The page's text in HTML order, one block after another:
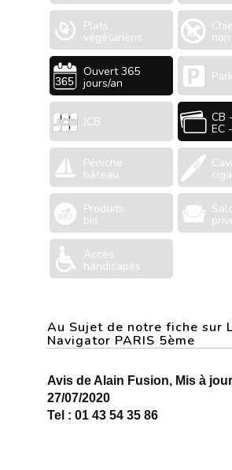
Plats
végétariens
Ouvert 365
jours/an
JCB CB
EC
Péniche
bâteau
Produits
bio
Accès
handicapés
Au Sujet de notre fiche sur
Navigator PARIS 5ème
Avis de Alain Fusion, Mis à
27/07/2020
Tel : 01 43 54 35 86